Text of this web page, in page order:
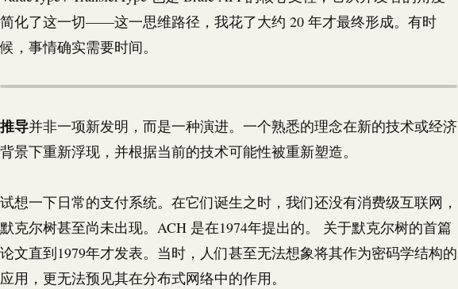
简化了这一切——这一思维路径，我花了大约 20 年才最终形成。有时
候，事情确实需要时间。
推导并非一项新发明，而是一种演进。一个熟悉的理念在新的技术或经济
背景下重新浮现，并根据当前的技术可能性被重新塑造。
试想一下日常的支付系统。在它们诞生之时，我们还没有消费级互联网，
默克尔树甚至尚未出现。 ACH 是在1974年提出的。 关于默克尔树的首篇
论文直到1979年才发表。当时，人们甚至无法想象将其作为密码学结构的
应用，更无法预见其在分布式网络中的作用。